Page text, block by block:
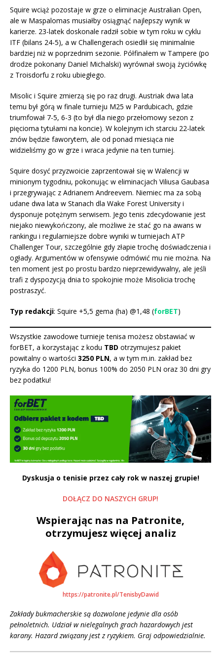
Squire wciąż pozostaje w grze o eliminacje Australian Open,
ale w Maspalomas musiałby osiągnąć najlepszy wynik w
karierze. 23-latek doskonale radził sobie w tym roku w cyklu
ITF (bilans 24-5), a w Challengerach osiedlił się minimalnie
bardziej niż w poprzednim sezonie. Półfinałem w Tampere (po
drodze pokonany Daniel Michalski) wyrównał swoją życiówkę
z Troisdorfu z roku ubiegłego.
Misolic i Squire zmierzą się po raz drugi. Austriak dwa lata
temu był górą w finale turnieju M25 w Pardubicach, gdzie
triumfował 7-5, 6-3 (to był dla niego przełomowy sezon z
pięcioma tytułami na koncie). W kolejnym ich starciu 22-latek
znów będzie faworytem, ale od ponad miesiąca nie
widzieliśmy go w grze i wraca jedynie na ten turniej.
Squire dosyć przyzwoicie zaprzentował się w Walencji w
minionym tygodniu, pokonując w eliminacjach Viliusa Gaubasa
i przegrywając z Adrianem Andreevem. Niemiec ma za sobą
udane dwa lata w Stanach dla Wake Forest University i
dysponuje potężnym serwisem. Jego tenis zdecydowanie jest
niejako niewykończony, ale możliwe że stać go na awans w
rankingu i regularniejsze dobre wyniki w turniejach ATP
Challenger Tour, szczególnie gdy złapie trochę doświadczenia i
ogłady. Argumentów w ofensywie odmówić mu nie można. Na
ten moment jest po prostu bardzo nieprzewidywalny, ale jeśli
trafi z dyspozycją dnia to spokojnie może Misolicia trochę
postraszyć.
Typ redakcji: Squire +5,5 gema (ha) @1,48 (forBET)
Wszystkie zawodowe turnieje tenisa możesz obstawiać w
forBET, a korzystając z kodu TBD otrzymujesz pakiet
powitalny o wartości 3250 PLN, a w tym m.in. zakład bez
ryzyka do 1200 PLN, bonus 100% do 2050 PLN oraz 30 dni gry
bez podatku!
Dyskusja o tenisie przez cały rok w naszej grupie!
DOŁĄCZ DO NASZYCH GRUP!
Wspierając nas na Patronite,
otrzymujesz więcej analiz
https://patronite.pl/TenisbyDawid
Zakłady bukmacherskie są dozwolone jedynie dla osób
pełnoletnich. Udział w nielegalnych grach hazardowych jest
karany. Hazard związany jest z ryzykiem. Graj odpowiedzialnie.